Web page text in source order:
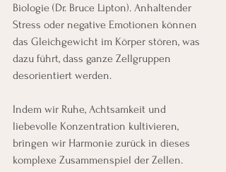
Biologie (Dr. Bruce Lipton). Anhaltender
Stress oder negative Emotionen können
das Gleichgewicht im Körper stören, was
dazu führt, dass ganze Zellgruppen
desorientiert werden.
Indem wir Ruhe, Achtsamkeit und
liebevolle Konzentration kultivieren,
bringen wir Harmonie zurück in dieses
komplexe Zusammenspiel der Zellen.